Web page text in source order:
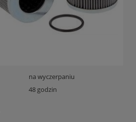
na wyczerpaniu
48 godzin